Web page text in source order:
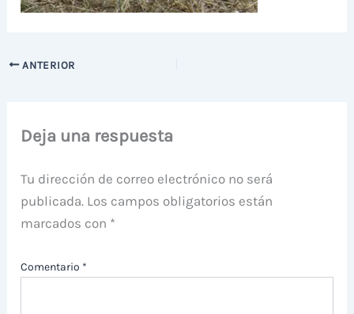
ANTERIOR
Deja una respuesta
Tu dirección de correo electrónico no será
publicada. Los campos obligatorios están
marcados con *
Comentario *